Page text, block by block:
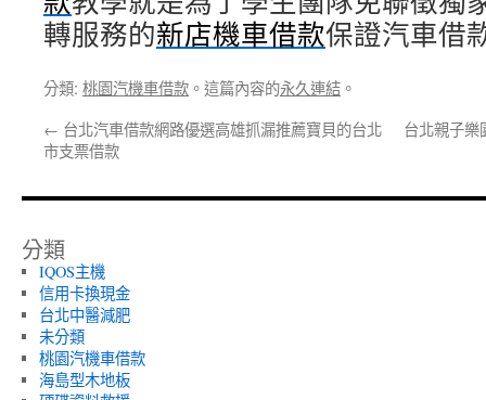
轉服務的新店機車借款保證汽車借
分類: 桃園汽機車借款 。這篇內容的永久連結 。
← 台北汽車借款網路優選高雄抓漏推薦寶貝的台北
市支票借款
台北親子樂
分類
IQOS主機
信用卡換現金
台北中醫減肥
未分類
桃園汽機車借款
海島型木地板